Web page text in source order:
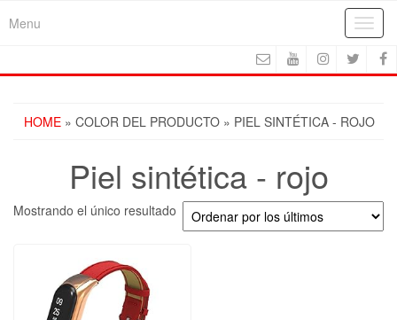
Menu
HOME » COLOR DEL PRODUCTO » PIEL SINTÉTICA - ROJO
Piel sintética - rojo
Mostrando el único resultado